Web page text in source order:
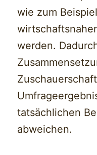
wie zum
werden.
tatsächlichen
abweichen.